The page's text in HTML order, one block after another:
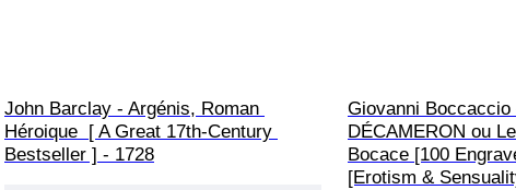
John Barclay - Argénis, Roman
Héroique  [ A Great 17th-Century
Bestseller ] - 1728
Giovanni Boccaccio
DÉCAMERON ou
Bocace [100
[Erotism &